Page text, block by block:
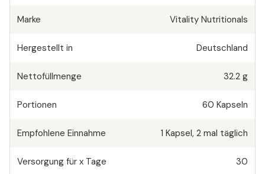
Marke Vitality Nutritionals
Hergestellt in Deutschland
Nettofüllmenge 32.2 g
Portionen 60 Kapseln
Empfohlene Einnahme 1 Kapsel, 2 mal täglich
Versorgung für x Tage 30